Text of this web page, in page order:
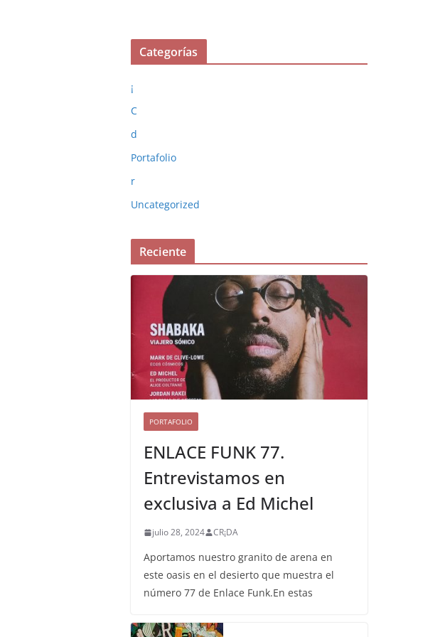
Categorías
¡
C
d
Portafolio
r
Uncategorized
Reciente
PORTAFOLIO
ENLACE FUNK 77.
Entrevistamos en
exclusiva a Ed Michel
julio 28, 2024 CR¡DA
Aportamos nuestro granito de arena en
este oasis en el desierto que muestra el
número 77 de Enlace Funk.En estas